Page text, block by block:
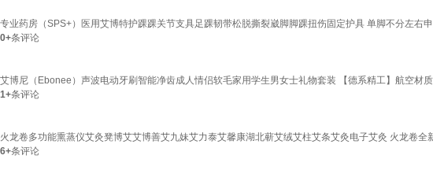
专业药房（SPS+）医用艾博特护踝踝关节支具足踝韧带松脱撕裂崴脚脚踝扭伤固定护具 单脚不分左右
0+条评论
艾博尼（Ebonee）声波电动牙刷智能净齿成人情侣软毛家用学生男女士礼物套装 【德系精工】航空材
1+条评论
火龙卷多功能熏蒸仪艾灸凳博艾艾博善艾九妹艾力泰艾馨康湖北蕲艾绒艾柱艾条艾灸电子艾灸 火龙卷全
6+条评论